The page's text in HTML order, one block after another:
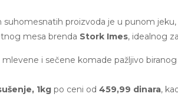
proizvoda je u punom jeku,
mesa brenda Stork Imes, idealnog
i sečene komade pažljivo
1kg po ceni od459,99 dinara,